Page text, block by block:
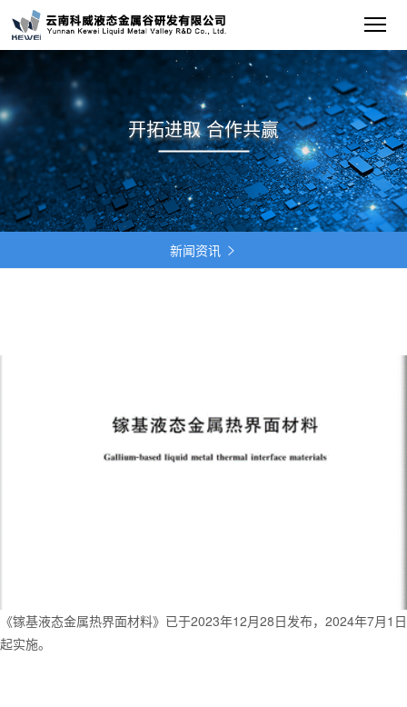
开拓进取 合作共赢
新闻资讯 
《镓基液态金属热界面材料》已于2023年12月28日发布，2024年7月1日
起实施。